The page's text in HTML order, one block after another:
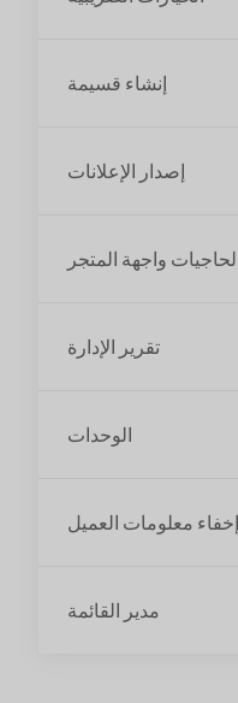
إنشاء قسيمة
إصدار الإعلانات
واجهة المتجر
تقرير الإدارة
الوحدات
إخفاء معلومات العميل
مدير القائمة